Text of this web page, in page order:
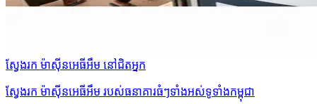
ស្វែងរក ម៉ាស៊ីនអេធីអឹម នៅជិតអ្នក
ស្វែងរក ម៉ាស៊ីនអេធីអឹម របស់ធនាគារធំៗទាំងអស់ទូទាំងកម្ពុជា